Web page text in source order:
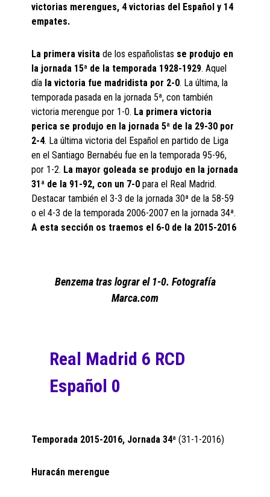
victorias merengues, 4 victorias del Español y 14
empates.
La primera visita de los españolistas se produjo en
la jornada 15ª de la temporada 1928-1929. Aquel
día la victoria fue madridista por 2-0. La última, la
temporada pasada en la jornada 5ª, con también
victoria merengue por 1-0. La primera victoria
perica se produjo en la jornada 5ª de la 29-30 por
2-4. La última victoria del Español en partido de Liga
en el Santiago Bernabéu fue en la temporada 95-96,
por 1-2. La mayor goleada se produjo en la jornada
31ª de la 91-92, con un 7-0 para el Real Madrid.
Destacar también el 3-3 de la jornada 30ª de la 58-59
o el 4-3 de la temporada 2006-2007 en la jornada 34ª.
A esta sección os traemos el 6-0 de la 2015-2016
Benzema tras lograr el 1-0. Fotografía
Marca.com
Real Madrid 6 RCD
Español 0
Temporada 2015-2016, Jornada 34ª(31-1-2016)
Huracán merengue